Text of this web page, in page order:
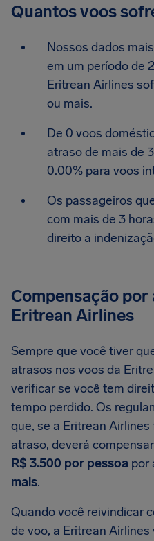
Quantos voos
Nossos dados
em um período de
Eritrean Airlines
ou mais.
De 0 voos
atraso de mais de
0.00% para voos
Os passageiros
com mais de 3
direito a
Compensação
Eritrean Airlines
Sempre que você tiver
atrasos nos voos da
verificar se você tem
tempo perdido. Os
que, se a Eritrean
atraso, deverá
R$ 3.500 por pessoa por
mais.
Quando você reivindicar
de voo, a Eritrean